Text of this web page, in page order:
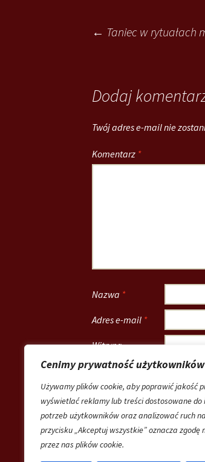
Cenimy prywatność użytkowników
Używamy plików cookie, aby poprawić jakość
wyświetlać reklamy lub treści dostosowane do
potrzeb użytkowników oraz analizować ruch
przycisku „Akceptuj wszystkie” oznacza
przez nas plików cookie.
Post
← Taniec w rytuałach
Dodaj
Twój adres e-mail nie
Komentarz *
Nazwa *
Adres e-mail *
Witryna
internetowa
Zapamiętaj moje dane w